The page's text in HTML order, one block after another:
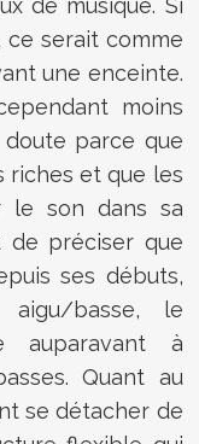
de musique. Si
ce serait comme
une enceinte.
moins
doute parce que
riches et que les
le son dans sa
de préciser que
ses débuts,
basse, le
auparavant à
Quant au
se détacher de